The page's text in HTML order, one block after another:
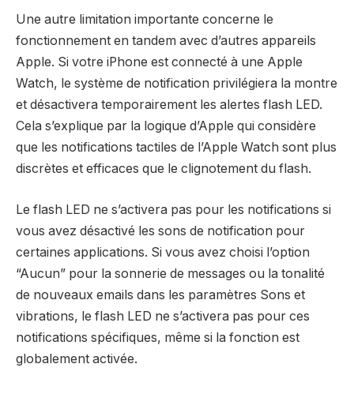
Une autre limitation importante concerne le
fonctionnement en tandem avec d’autres appareils
Apple. Si votre iPhone est connecté à une Apple
Watch, le système de notification privilégiera la montre
et désactivera temporairement les alertes flash LED.
Cela s’explique par la logique d’Apple qui considère
que les notifications tactiles de l’Apple Watch sont plus
discrètes et efficaces que le clignotement du flash.
Le flash LED ne s’activera pas pour les notifications si
vous avez désactivé les sons de notification pour
certaines applications. Si vous avez choisi l’option
“Aucun” pour la sonnerie de messages ou la tonalité
de nouveaux emails dans les paramètres Sons et
vibrations, le flash LED ne s’activera pas pour ces
notifications spécifiques, même si la fonction est
globalement activée.